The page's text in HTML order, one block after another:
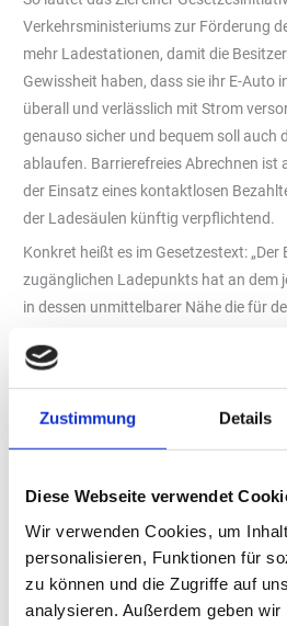
Zustimmung Details
Diese Webseite verwendet
Wir verwenden Cookies, um
personalisieren, Funktionen für
zu können und die Zugriffe auf
analysieren. Außerdem geben
Verkehrsministeriums zur Förderung
mehr Ladestationen, damit die
Gewissheit haben, dass sie ihr E-Auto
überall und verlässlich mit Strom
genauso sicher und bequem soll auch
ablaufen. Barrierefreies Abrechnen ist
der Einsatz eines kontaktlosen
der Ladesäulen künftig verpflichtend.
Konkret heißt es im Gesetzestext:
zugänglichen Ladepunkts hat an dem
in dessen unmittelbarer Nähe die für
und einen kontaktlosen
eines gängigen Debit- und
John Kolthof, Chief Commercial
moderne Bezahllösungen CCV GmbH,
Ladesäule der gleiche Komfort
den Abläufen an der Tankstelle oder
Open Loop für einheitliches,
Die Herausforderung dabei ist